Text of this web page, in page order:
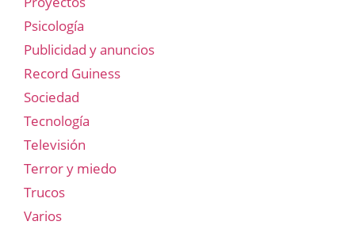
Psicología
Publicidad y anuncios
Record Guiness
Sociedad
Tecnología
Televisión
Terror y miedo
Trucos
Varios